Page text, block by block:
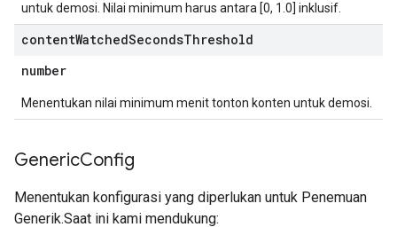
untuk demosi. Nilai minimum harus antara [0, 1.0] inklusif.
contentWatchedSecondsThreshold
number
Menentukan nilai minimum menit tonton konten untuk demosi.
GenericConfig
Menentukan konfigurasi yang diperlukan untuk Penemuan
Generik.Saat ini kami mendukung: